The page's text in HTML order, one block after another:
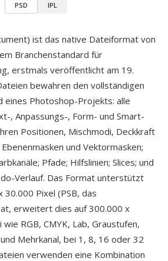
PSD IPL
ist das native Dateiformat von
Branchenstandard für
erstmals veröffentlicht am 19.
bewahren den vollständigen
eines Photoshop-Projekts: alle
, Anpassungs-, Form- und Smart-
Positionen, Mischmodi, Deckkraft
und Vektormasken;
Pfade; Hilfslinien; Slices; und
Verlauf. Das Format unterstützt
30.000 Pixel (PSB, das
erweitert dies auf 300.000 x
RGB, CMYK, Lab, Graustufen,
Mehrkanal, bei 1, 8, 16 oder 32
verwenden eine Kombination